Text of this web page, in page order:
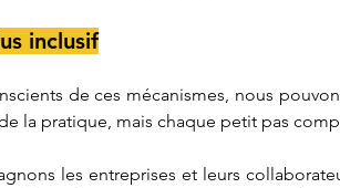
inclusif
de ces mécanismes, nous
la pratique, mais chaque petit pas
les entreprises et leurs